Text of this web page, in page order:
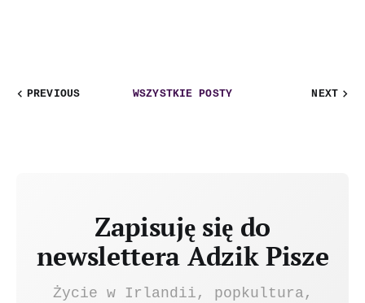
PREVIOUS WSZYSTKIE POSTY NEXT
Zapisuję się do
newslettera Adzik Pisze
Życie w Irlandii, popkultura,